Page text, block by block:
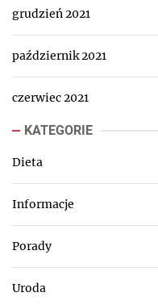
grudzień 2021
październik 2021
czerwiec 2021
KATEGORIE
Dieta
Informacje
Porady
Uroda